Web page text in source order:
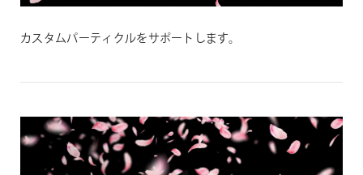
カスタムパーティクルをサポートします。